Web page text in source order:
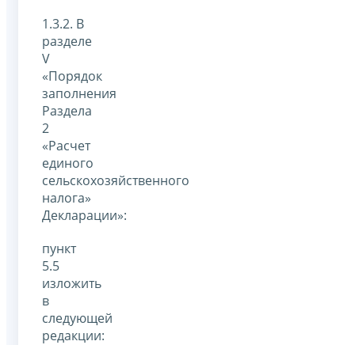
1.3.2. В
разделе
V
«Порядок
заполнения
Раздела
2
«Расчет
единого
сельскохозяйственного
налога»
Декларации»:
пункт
5.5
изложить
в
следующей
редакции: